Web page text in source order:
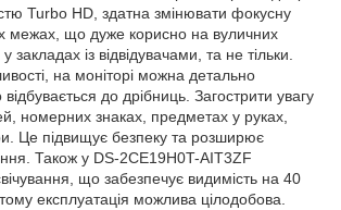
Turbo HD, здатна змінювати фокусну
межах, що дуже корисно на вуличних
закладах із відвідувачами, та не тільки.
на моніторі можна детально
до дрібниць. Загострити увагу
номерних знаках, предметах у руках,
Це підвищує безпеку та розширює
Також у DS-2CE19H0T-AIT3ZF
що забезпечує видимість на 40
експлуатація можлива цілодобова.